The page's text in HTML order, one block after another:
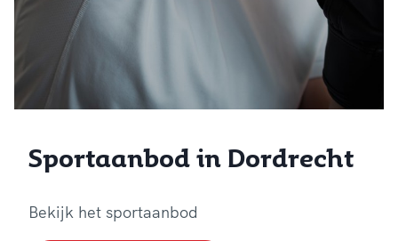
Sportaanbod in Dordrecht
Bekijk het sportaanbod